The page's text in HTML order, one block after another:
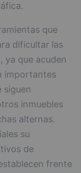
que
dificultar las
ya que acuden
importantes
siguen
inmuebles
alternas.
su
de
frente